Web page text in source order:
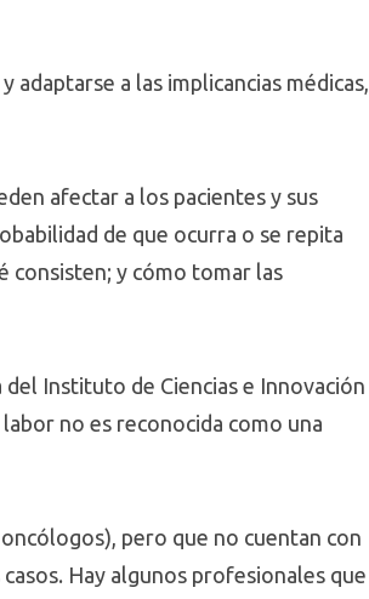
a las implicancias médicas,
afectar a los pacientes y sus
de que ocurra o se repita
consisten; y cómo tomar las
Instituto de Ciencias e Innovación
no es reconocida como una
pero que no cuentan con
Hay algunos profesionales que